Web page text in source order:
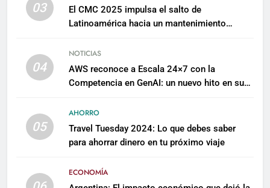
03
El CMC 2025 impulsa el salto de
Latinoamérica hacia un mantenimiento
04
NOTICIAS
AWS reconoce a Escala 24×7 con la
Competencia en GenAI: un nuevo hito en su
05
AHORRO
Travel Tuesday 2024: Lo que debes saber
para ahorrar dinero en tu próximo viaje
ECONOMÍA